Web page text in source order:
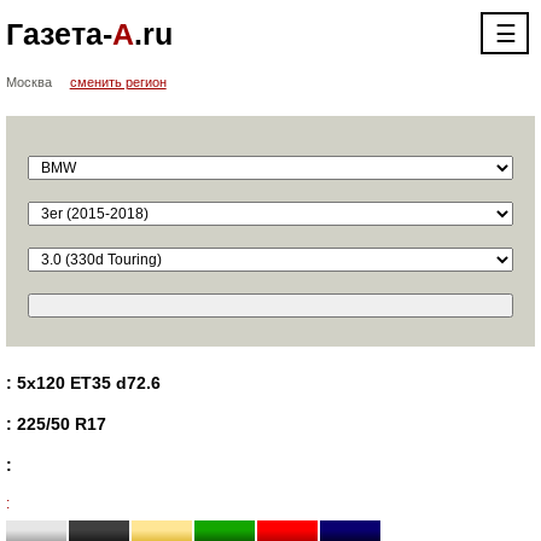
Газета-А.ru ☰
Москва сменить регион
: 5x120 ET35 d72.6
: 225/50 R17
:
: